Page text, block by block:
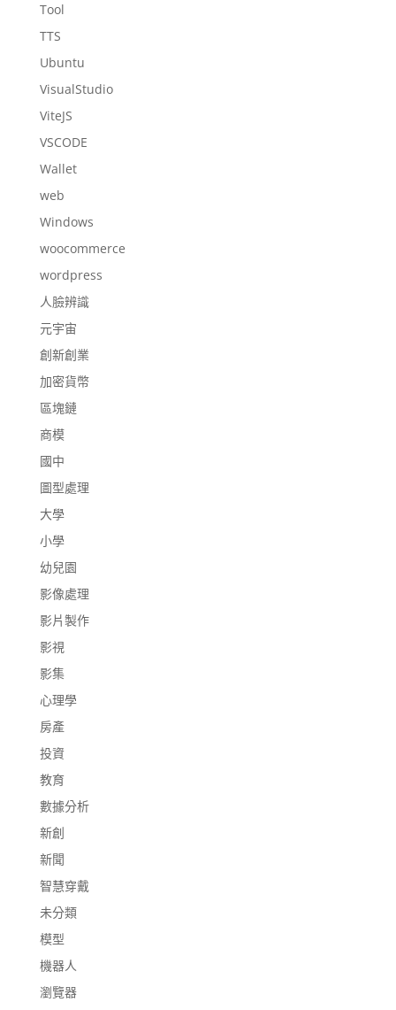
Tool
TTS
Ubuntu
VisualStudio
ViteJS
VSCODE
Wallet
web
Windows
woocommerce
wordpress
人臉辨識
元宇宙
創新創業
加密貨幣
區塊鏈
商模
國中
圖型處理
大學
小學
幼兒園
影像處理
影片製作
影視
影集
心理學
房產
投資
教育
數據分析
新創
新聞
智慧穿戴
未分類
模型
機器人
瀏覽器